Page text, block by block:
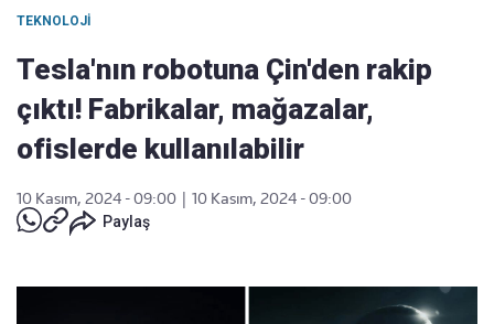
TEKNOLOJI
Tesla'nın robotuna Çin'den rakip
çıktı! Fabrikalar, mağazalar,
ofislerde kullanılabilir
10 Kasım, 2024 - 09:00
10 Kasım, 2024 - 09:00
Paylaş